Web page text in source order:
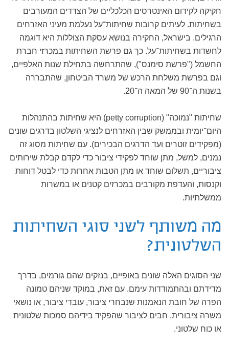
חקיקה לקידום האינטרסים הכלכליים של הצדדים המעורבים
בשחיתות. לעיתים קרובות שחיתות־על נעלמת מעיני האזרחים
הרגילים. בישראל, החקירה בנושא עסקת הצוללות היא דוגמה
לחשדות בשחיתות־על. כך גם פרשת השחיתות במכרזי חברת
החשמל ("פרשת סימנס"), שהתרחשה בתחילת שנות האלפיים,
וגם בפרשת משלחת הרכש של משרד הביטחון, שהתבררה
בשנות ה־90 של המאה ה־20.
שחיתות "נמוכה" (petty corruption) היא שחיתות בהתנהלות
היום־יומית ובממשק שבין האזרחים לנציגי השלטון בדרגים שונים
(מפקידים זוטרים ועד הדרגים הבכירים). עם שחיתות מסוג זה
נמנים, למשל, מתן שוחד לפקידי ציבור כדי לקדם קבלת שירותים
ציבוריים, תשלום שוחד או מתן הטבות אחרות כדי לבטל דוחות
וקנסות, והעדפת מקורבים במכרזים קטנים או במשרות
ממשלתיות.
מה משותף לשני סוגי השחיתות
השלטונית?
שני הסוגים האלה שונים באופיים, בנזקים שהם גורמים, בדרך
מדידתם ובהתמודדות עימם. עם זאת, במוקד שניהם טמונה
הפרה של חובת הנאמנות שנבחרי ציבור, עובדי ציבור, או נושאי
משרה ציבורית, חבים לציבור שהפקיד בידיהם סמכות שלטונית
או כוח שלטוני.